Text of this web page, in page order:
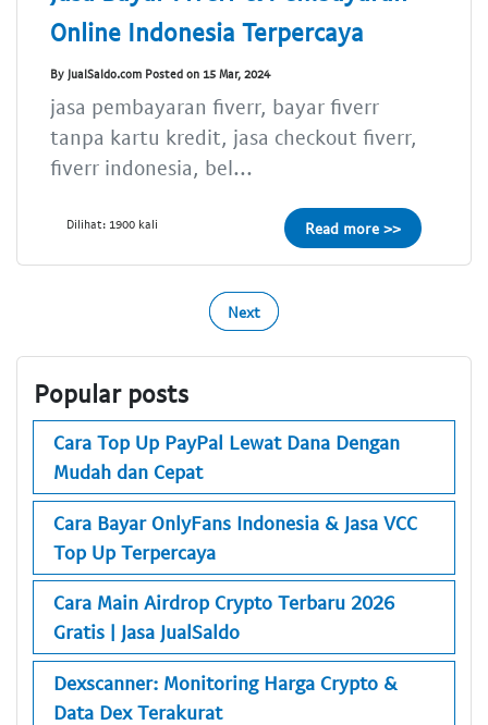
Online Indonesia Terpercaya
By JualSaldo.com Posted on 15 Mar, 2024
jasa pembayaran fiverr, bayar fiverr
tanpa kartu kredit, jasa checkout fiverr,
fiverr indonesia, bel...
Dilihat: 1900 kali Read more >>
Next
Popular posts
Cara Top Up PayPal Lewat Dana Dengan
Mudah dan Cepat
Cara Bayar OnlyFans Indonesia & Jasa VCC
Top Up Terpercaya
Cara Main Airdrop Crypto Terbaru 2026
Gratis | Jasa JualSaldo
Dexscanner: Monitoring Harga Crypto &
Data Dex Terakurat